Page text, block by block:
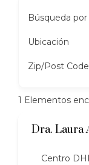
Búsqueda
Ubicación
Zip/Post Code
1 Elementos
Dra. Laura
Centro